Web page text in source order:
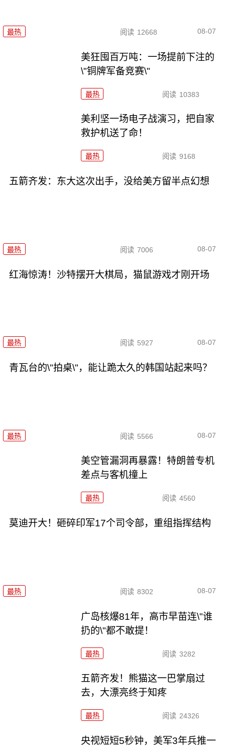
最热 阅读 12668 08-07
美狂囤百万吨：一场提前下注的
\"铜牌军备竞赛\"
最热 阅读 10383
美利坚一场电子战演习，把自家
救护机送了命！
最热 阅读 9168
五箭齐发：东大这次出手，没给美方留半点幻想
最热 阅读 7006 08-07
红海惊涛！沙特摆开大棋局，猫鼠游戏才刚开场
最热 阅读 5927 08-07
青瓦台的\"拍桌\"，能让跪太久的韩国站起来吗？
最热 阅读 5566 08-07
美空管漏洞再暴露！特朗普专机
差点与客机撞上
最热 阅读 4560
莫迪开大！砸碎印军17个司令部，重组指挥结构
最热 阅读 8302 08-07
广岛核爆81年，高市早苗连\"谁
扔的\"都不敢提！
最热 阅读 3282
五箭齐发！熊猫这一巴掌扇过
去，大漂亮终于知疼
最热 阅读 24326
央视短短5秒钟，美军3年兵推一